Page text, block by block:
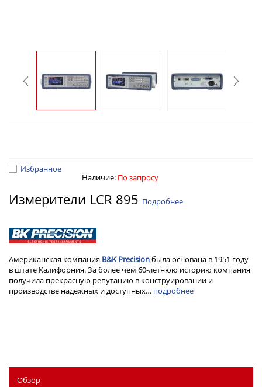
Избранное
Наличие: По запросу
Измерители LCR 895 Подробнее
Американская компания B&K Preсisionбыла основана в 1951 году
в штате Калифорния. За более чем 60-летнюю историю компания
получила прекрасную репутацию в конструировании и
производстве надежных и доступных… подробнее
Обзор